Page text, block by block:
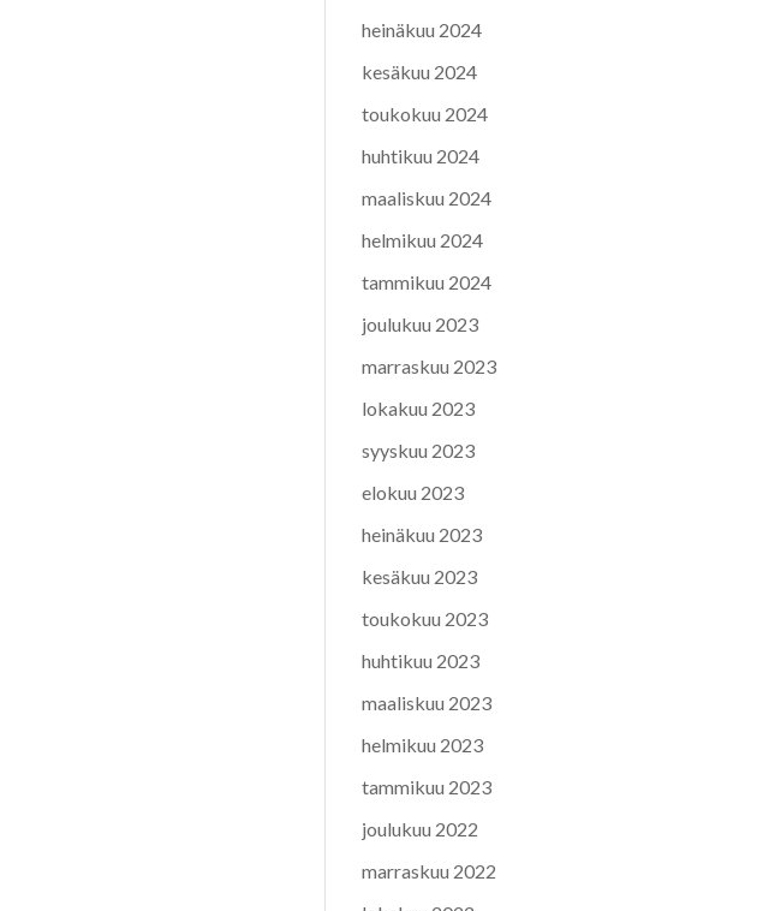
heinäkuu 2024
kesäkuu 2024
toukokuu 2024
huhtikuu 2024
maaliskuu 2024
helmikuu 2024
tammikuu 2024
joulukuu 2023
marraskuu 2023
lokakuu 2023
syyskuu 2023
elokuu 2023
heinäkuu 2023
kesäkuu 2023
toukokuu 2023
huhtikuu 2023
maaliskuu 2023
helmikuu 2023
tammikuu 2023
joulukuu 2022
marraskuu 2022